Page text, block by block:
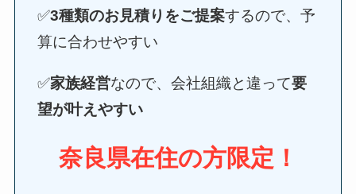
✅3種類のお見積りをご提案するので、予
算に合わせやすい
✅家族経営なので、会社組織と違って要
望が叶えやすい
奈良県在住の方限定！